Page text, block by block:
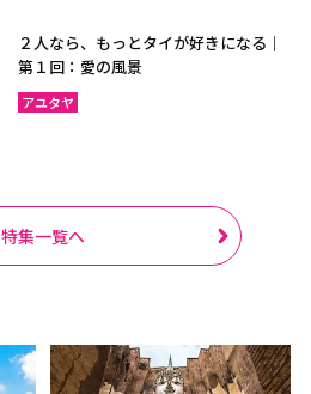
アーントーン
ロッブリー
サムットサーコーン
シンブリー
２人なら、もっとタイが好きになる｜
第１回：愛の風景
アユタヤ
特集一覧へ